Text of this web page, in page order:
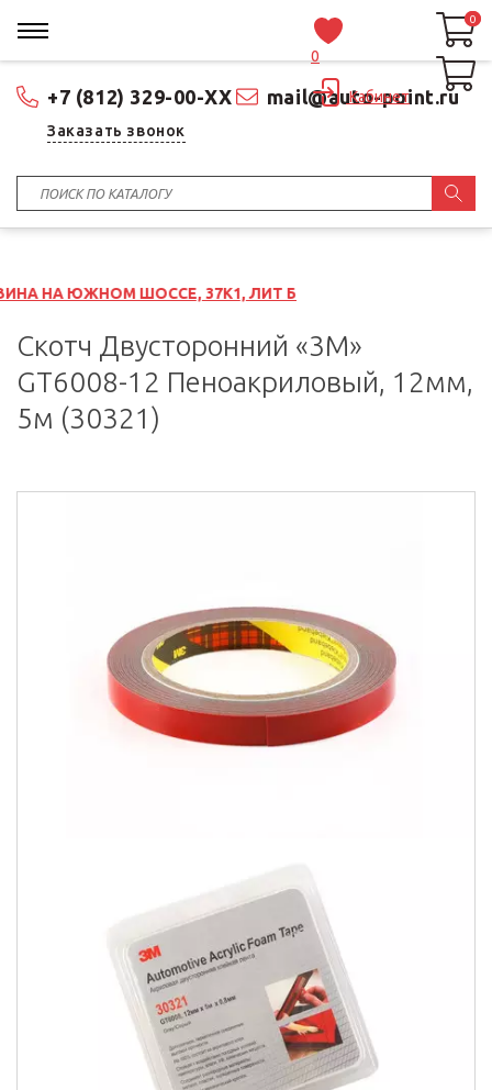
+7 (812) 329-00-XX mail@auto-point.ru
Заказать звонок
0
Кабинет
0
0
ШОССЕ, 37К1, ЛИТ Б
Скотч Двусторонний «3M»
GT6008-12 Пеноакриловый, 12мм,
5м (30321)